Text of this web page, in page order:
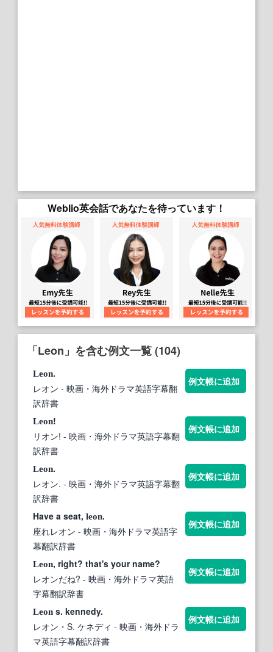
Weblio英会話であなたを待っています！
「Leon」を含む例文一覧 (104)
Leon.
レオン - 映画・海外ドラマ英語字幕翻
訳辞書
例文帳に追加
Leon!
リオン! - 映画・海外ドラマ英語字幕翻
訳辞書
例文帳に追加
Leon.
レオン. - 映画・海外ドラマ英語字幕翻
訳辞書
例文帳に追加
Have a seat, leon.
座れレオン - 映画・海外ドラマ英語字
幕翻訳辞書
例文帳に追加
Leon, right? that's your name?
レオンだね? - 映画・海外ドラマ英語
字幕翻訳辞書
例文帳に追加
Leon s. kennedy.
レオン・S. ケネディ - 映画・海外ドラ
マ英語字幕翻訳辞書
例文帳に追加